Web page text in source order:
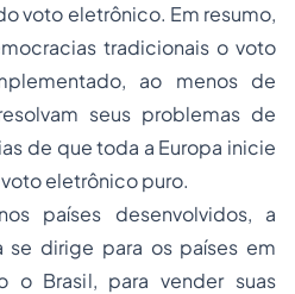
voto eletrônico. Em resumo,
tradicionais o voto
ao menos de
seus problemas de
de que toda a Europa inicie
eletrônico puro.
países desenvolvidos, a
se dirige para os países em
o Brasil, para vender suas